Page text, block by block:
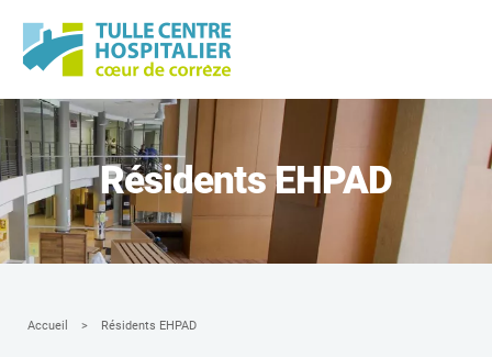
Résidents EHPAD
Accueil Résidents EHPAD